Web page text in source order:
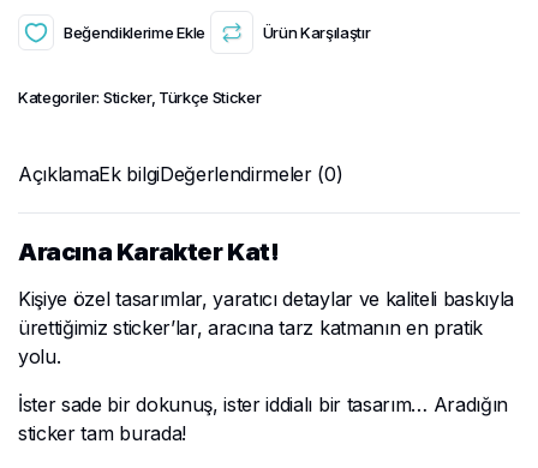
Beğendiklerime Ekle Ürün Karşılaştır
Kategoriler: Sticker, Türkçe Sticker
AçıklamaEk bilgiDeğerlendirmeler (0)
Aracına Karakter Kat!
Kişiye özel tasarımlar, yaratıcı detaylar ve kaliteli baskıyla
ürettiğimiz sticker’lar, aracına tarz katmanın en pratik
yolu.
İster sade bir dokunuş, ister iddialı bir tasarım… Aradığın
sticker tam burada!